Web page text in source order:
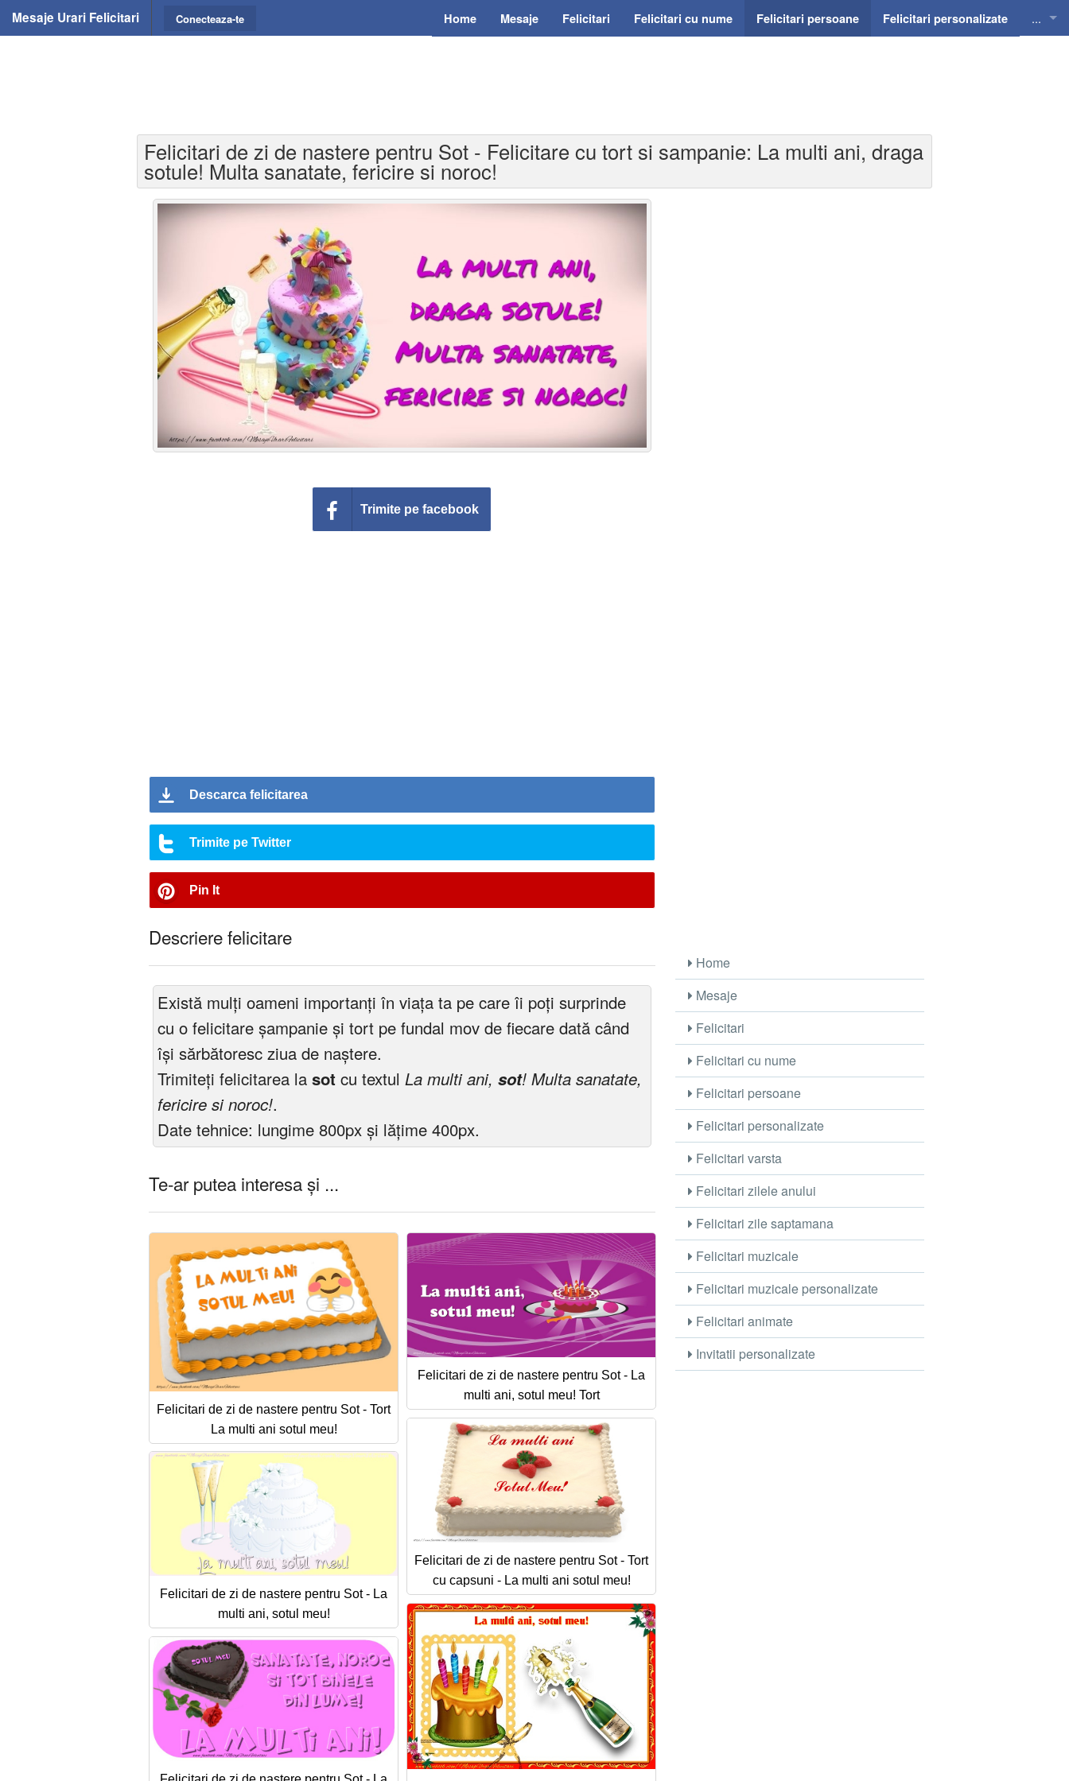
Mesaje Urari Felicitari Home Mesaje Felicitari Felicitari cu nume Felicitari persoane Felicitari personalizate ...
Conecteaza-te
Felicitari de zi de nastere pentru Sot - Felicitare cu tort si sampanie: La multi ani, draga
sotule! Multa sanatate, fericire si noroc!
Trimite pe facebook
Descarca felicitarea
Trimite pe Twitter
Pin It
Descriere felicitare
Există mulți oameni importanți în viața ta pe care îi poți surprinde
cu o felicitare șampanie și tort pe fundal mov de fiecare dată când
își sărbătoresc ziua de naștere.
Trimiteți felicitarea la sot cu textul La multi ani, sot! Multa sanatate,
fericire si noroc!.
Date tehnice: lungime 800px și lățime 400px.
Te-ar putea interesa și ...
Felicitari de zi de nastere pentru Sot - Tort
La multi ani sotul meu!
Felicitari de zi de nastere pentru Sot - La
multi ani, sotul meu! Tort
Felicitari de zi de nastere pentru Sot - Tort
cu capsuni - La multi ani sotul meu!
Felicitari de zi de nastere pentru Sot - La
multi ani, sotul meu!
Home
Mesaje
Felicitari
Felicitari cu nume
Felicitari persoane
Felicitari personalizate
Felicitari varsta
Felicitari zilele anului
Felicitari zile saptamana
Felicitari muzicale
Felicitari muzicale personalizate
Felicitari animate
Invitatii personalizate